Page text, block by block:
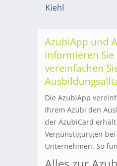
Kiehl
AzubiApp und
informieren Sie
vereinfachen
Die AzubiApp
Ihrem Azubi den
der AzubiCard
Vergünstigungen
Unternehmen. So